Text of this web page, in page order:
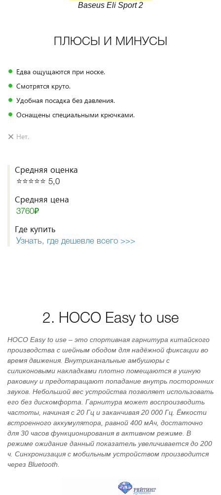
Baseus Eli Sport 2
ПЛЮСЫ И МИНУСЫ
Едва ощущаются при носке.
Смотрятся круто.
Удобная посадка без давления.
Оснащены специальными крючками.
Нет.
Средняя оценка
⭐️⭐️⭐️⭐️⭐️ 5,0
Средняя цена
3760₽
Где купить
Узнать, где дешевле всего >>>
2. HOCO Easy to use
HOCO Easy to use – это спортивная гарнитура китайского
производства с шейным ободом для надёжной фиксации во
время движения. Внутриканальные амбушюры с
силиконовыми накладками плотно помещаются в ушную
раковину и предотвращают попадание внутрь посторонних
звуков. Небольшой вес устройства позволяет использовать
его без дискомфорта. Гарнитура может воспроизводить
частоты, начиная с 20 Гц и заканчивая 20 000 Гц. Ёмкости
встроенного аккумулятора, равной 400 мАч, достаточно
для 30 часов функционирования в активном режиме. В
режиме ожидание данный показатель увеличивается до 200
ч. Синхронизация с мобильным устройством производится
через Bluetooth.